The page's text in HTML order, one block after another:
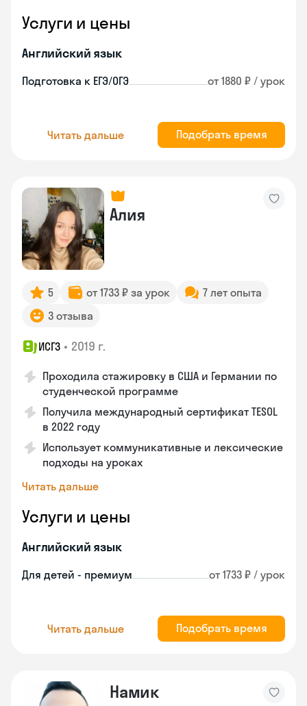
Услуги и цены
Английский язык
Подготовка к ЕГЭ/ОГЭ от 1880 ₽ / урок
Читать дальше Подобрать время
Алия
5 от 1733 ₽ за урок
7 лет опыта
3 отзыва
ИСГЗ • 2019 г.
Проходила стажировку в США и Германии по
студенческой программе
Получила международный сертификат TESOL
в 2022 году
Использует коммуникативные и лексические
подходы на уроках
Читать дальше
Услуги и цены
Английский язык
Для детей - премиум от 1733 ₽ / урок
Читать дальше Подобрать время
Намик